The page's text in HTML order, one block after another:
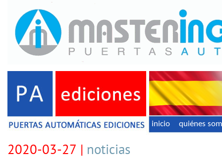
inicio quiénes
2020-03-27 | noticias